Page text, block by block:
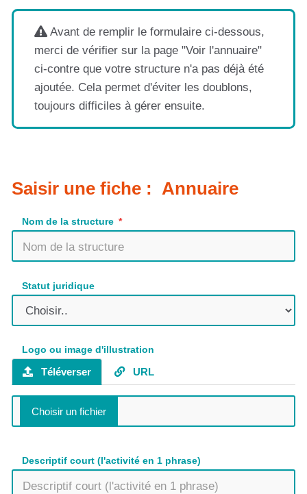
Avant de remplir le formulaire ci-dessous,
merci de vérifier sur la page "Voir l'annuaire"
ci-contre que votre structure n'a pas déjà été
ajoutée. Cela permet d'éviter les doublons,
toujours difficiles à gérer ensuite.
Saisir une fiche : Annuaire
Nom de la structure
Statut juridique
Logo ou image d'illustration
Téléverser URL
Descriptif court (l'activité en 1 phrase)